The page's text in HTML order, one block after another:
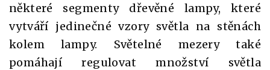
některé segmenty dřevěné lampy, které
vytváří jedinečné vzory světla na stěnách
kolem lampy. Světelné mezery také
pomáhají regulovat množství světla